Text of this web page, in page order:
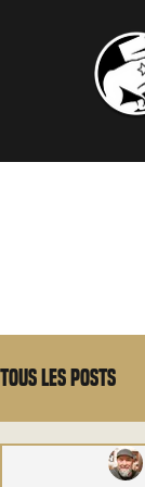
Tous les posts
Max Borg